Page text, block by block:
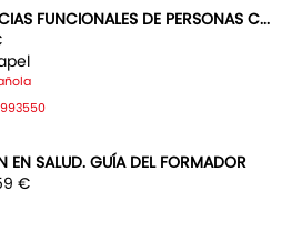
FUNCIONALES DE PERSONAS C...
EN SALUD. GUÍA DEL FORMADOR
€